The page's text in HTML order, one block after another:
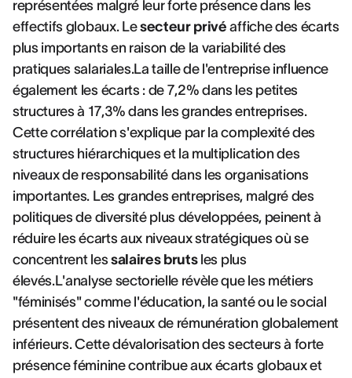
représentées malgré leur forte présence dans les
effectifs globaux. Lesecteur privé affiche des écarts
plus importants en raison de la variabilité des
pratiques salariales.La taille de l'entreprise influence
également les écarts : de 7,2% dans les petites
structures à 17,3% dans les grandes entreprises.
Cette corrélation s'explique par la complexité des
structures hiérarchiques et la multiplication des
niveaux de responsabilité dans les organisations
importantes. Les grandes entreprises, malgré des
politiques de diversité plus développées, peinent à
réduire les écarts aux niveaux stratégiques où se
concentrent lessalaires brutsles plus
élevés.L'analyse sectorielle révèle que les métiers
"féminisés" comme l'éducation, la santé ou le social
présentent des niveaux de rémunération globalement
inférieurs. Cette dévalorisation des secteurs à forte
présence féminine contribue aux écarts globaux et